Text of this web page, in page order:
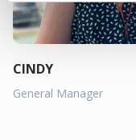
CINDY
General Manager